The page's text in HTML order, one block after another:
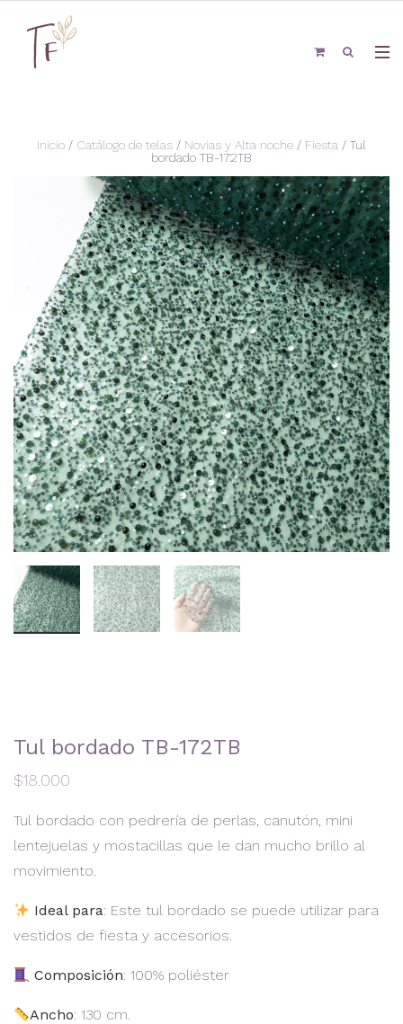
Inicio / Catálogo de telas / Novias y Alta noche / Fiesta / Tul
bordado TB-172TB
Tul bordado TB-172TB
$18.000
Tul bordado con pedrería de perlas, canutón, mini
lentejuelas y mostacillas que le dan mucho brillo al
movimiento.
Ideal para: Este tul bordado se puede utilizar para
vestidos de fiesta y accesorios.
Composición: 100% poliéster
Ancho: 130 cm.